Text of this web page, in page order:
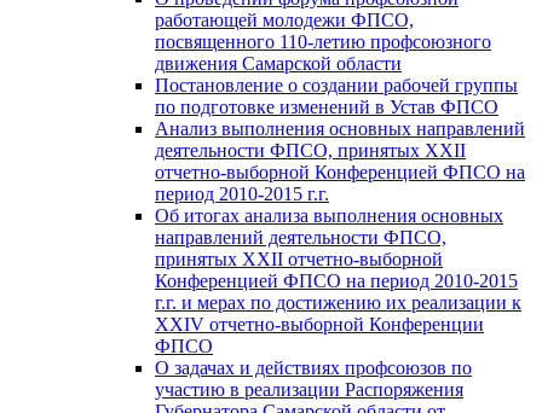
работающей молодежи ФПСО,
посвященного 110-летию профсоюзного
движения Самарской области
Постановление о создании рабочей группы
по подготовке изменений в Устав ФПСО
Анализ выполнения основных направлений
деятельности ФПСО, принятых XXII
отчетно-выборной Конференцией ФПСО на
период 2010-2015 г.г.
Об итогах анализа выполнения основных
направлений деятельности ФПСО,
принятых XXII отчетно-выборной
Конференцией ФПСО на период 2010-2015
г.г. и мерах по достижению их реализации к
XXIV отчетно-выборной Конференции
ФПСО
О задачах и действиях профсоюзов по
участию в реализации Распоряжения